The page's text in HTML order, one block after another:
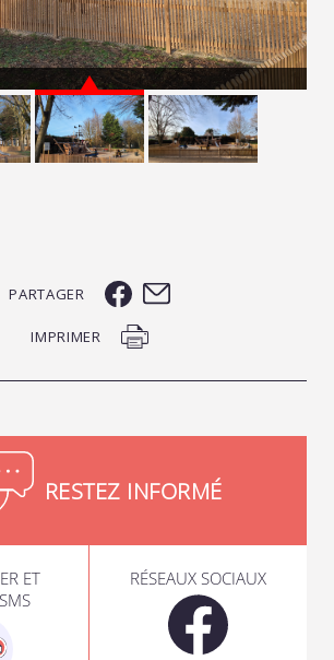
PARTAGER
IMPRIMER
RESTEZ INFORMÉ
ET
RÉSEAUX SOCIAUX